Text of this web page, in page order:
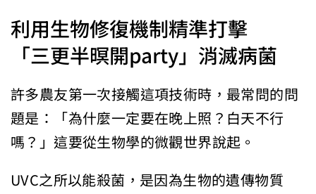
利用生物修復機制精準打擊
「三更半暝開party」消滅病菌
許多農友第一次接觸這項技術時，最常問的問
題是：「為什麼一定要在晚上照？白天不行
嗎？」這要從生物學的微觀世界說起。
UVC之所以能殺菌，是因為生物的遺傳物質